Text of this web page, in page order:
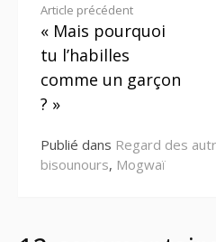
Lire
la
suite
Article précédent
« Mais pourquoi
tu l’habilles
comme un garçon
? »
Publié dans Regard des
bisounours, Mogwaï